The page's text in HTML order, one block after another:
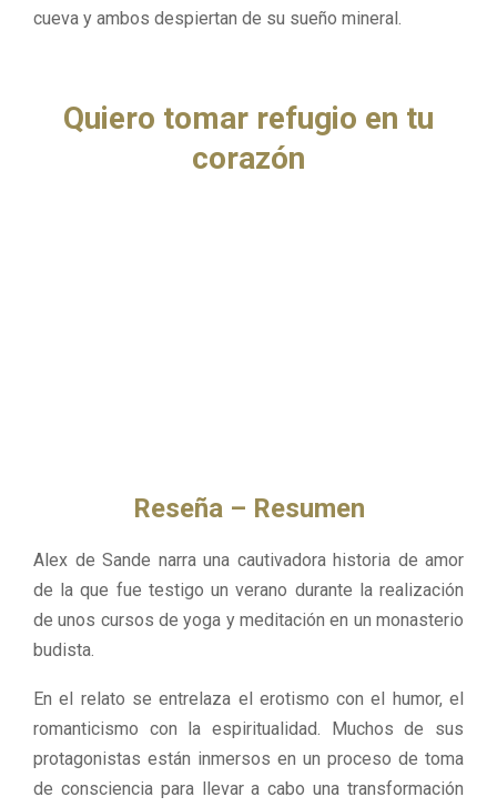
cueva y ambos despiertan de su sueño mineral.
Quiero tomar refugio en tu
corazón
Reseña – Resumen
Alex de Sande narra una cautivadora historia de amor
de la que fue testigo un verano durante la realización
de unos cursos de yoga y meditación en un monasterio
budista.
En el relato se entrelaza el erotismo con el humor, el
romanticismo con la espiritualidad. Muchos de sus
protagonistas están inmersos en un proceso de toma
de consciencia para llevar a cabo una transformación